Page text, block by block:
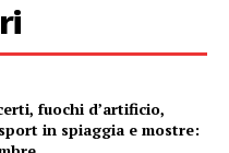
fuochi d’artificio,
in spiaggia e mostre: